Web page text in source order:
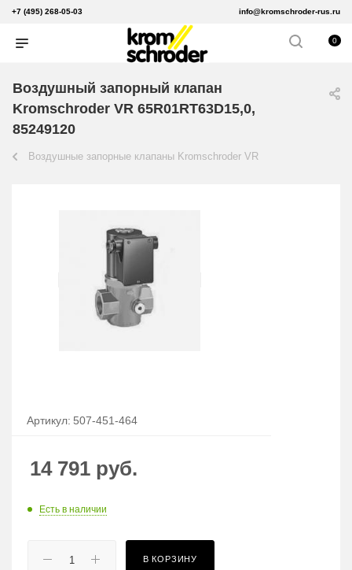
+7 (495) 268-05-03 info@kromschroder-rus.ru
0
Воздушный запорный клапан
Kromschroder VR 65R01RT63D15,0,
85249120
Воздушные запорные клапаны Kromschroder VR
Артикул: 507-451-464
14 791 руб.
Есть в наличии
В КОРЗИНУ